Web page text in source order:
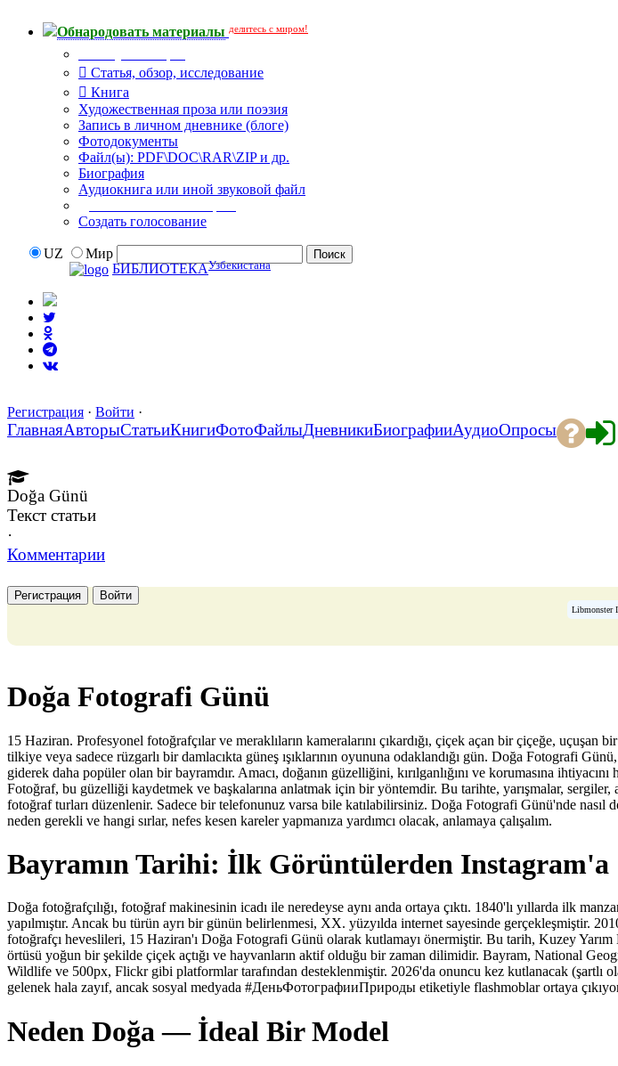
Обнародовать материалы делитесь с миром!
Статья, обзор, исследование
Книга
Художественная проза или поэзия
Запись в личном дневнике (блоге)
Фотодокументы
Файл(ы): PDF\DOC\RAR\ZIP и др.
Биография
Аудиокнига или иной звуковой файл
Создать голосование
UZ
Мир
БИБЛИОТЕКАУзбекистана
Регистрация · Войти ·
ГлавнаяАвторыСтатьиКнигиФотоФайлыДневникиБиографииАудиоОпросы
Doğa Günü
Текст статьи
·
Комментарии
Регистрация Войти
Libmonster
Doğa Fotografi Günü
15 Haziran. Profesyonel fotoğrafçılar ve meraklıların kameralarını çıkardığı, çiçek açan bir çiçeğe, uçuşan
tilkiye veya sadece rüzgarlı bir damlacıkta güneş ışıklarının oyununa odaklandığı gün. Doğa Fotografi
giderek daha popüler olan bir bayramdır. Amacı, doğanın güzelliğini, kırılganlığını ve korumasına ihtiyacını
Fotoğraf, bu güzelliği kaydetmek ve başkalarına anlatmak için bir yöntemdir. Bu tarihte, yarışmalar, sergiler,
fotoğraf turları düzenlenir. Sadece bir telefonunuz varsa bile katılabilirsiniz. Doğa Fotografi Günü'nde nasıl
neden gerekli ve hangi sırlar, nefes kesen kareler yapmanıza yardımcı olacak, anlamaya çalışalım.
Bayramın Tarihi: İlk Görüntülerden Instagram'a
Doğa fotoğrafçılığı, fotoğraf makinesinin icadı ile neredeyse aynı anda ortaya çıktı. 1840'lı yıllarda ilk
yapılmıştır. Ancak bu türün ayrı bir günün belirlenmesi, XX. yüzyılda internet sayesinde gerçekleşmiştir.
fotoğrafçı heveslileri, 15 Haziran'ı Doğa Fotografi Günü olarak kutlamayı önermiştir. Bu tarih, Kuzey
örtüsü yoğun bir şekilde çiçek açtığı ve hayvanların aktif olduğu bir zaman dilimidir. Bayram, National
Wildlife ve 500px, Flickr gibi platformlar tarafından desteklenmiştir. 2026'da onuncu kez kutlanacak (şartlı
gelenek hala zayıf, ancak sosyal medyada #ДеньФотографииПрироды etiketiyle flashmoblar ortaya
Neden Doğa — İdeal Bir Model